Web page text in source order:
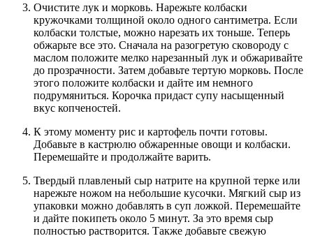
Очистите лук и морковь. Нарежьте колбаски
кружочками толщиной около одного сантиметра. Если
колбаски толстые, можно нарезать их тоньше. Теперь
обжарьте все это. Сначала на разогретую сковороду с
маслом положите мелко нарезанный лук и обжаривайте
до прозрачности. Затем добавьте тертую морковь. После
этого положите колбаски и дайте им немного
подрумяниться. Корочка придаст супу насыщенный
вкус копченостей.
К этому моменту рис и картофель почти готовы.
Добавьте в кастрюлю обжаренные овощи и колбаски.
Перемешайте и продолжайте варить.
Твердый плавленый сыр натрите на крупной терке или
нарежьте ножом на небольшие кусочки. Мягкий сыр из
упаковки можно добавлять в суп ложкой. Перемешайте
и дайте покипеть около 5 минут. За это время сыр
полностью растворится. Также добавьте свежую